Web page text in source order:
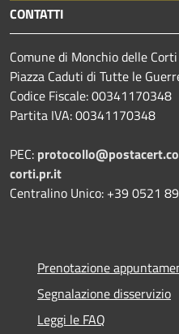
CONTATTI
Comune di Monchio delle Corti
Piazza Caduti di Tutte le
Codice Fiscale: 00341170348
Partita IVA: 00341170348
PEC:
corti.pr.it
Centralino Unico: +39 0521
Prenotazione
Segnalazione disservizio
Leggi le FAQ